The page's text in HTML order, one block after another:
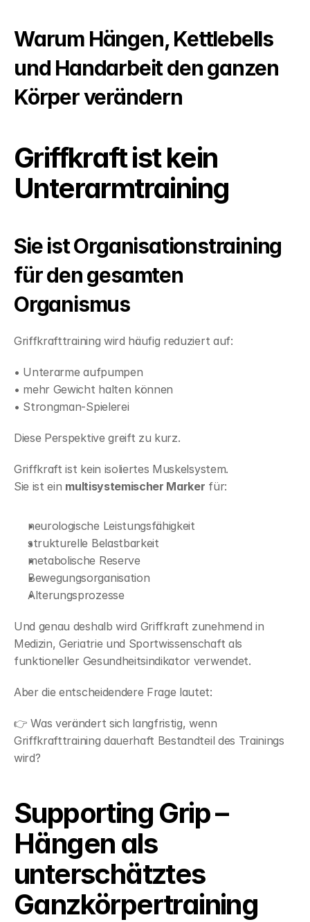
Warum Hängen, Kettlebells
und Handarbeit den ganzen
Körper verändern
Griffkraft ist kein
Unterarmtraining
Sie ist Organisationstraining
für den gesamten
Organismus
Griffkrafttraining wird häufig reduziert auf:
• Unterarme aufpumpen
• mehr Gewicht halten können
• Strongman-Spielerei
Diese Perspektive greift zu kurz.
Griffkraft ist kein isoliertes Muskelsystem.
Sie ist ein multisystemischer Marker für:
neurologische Leistungsfähigkeit
strukturelle Belastbarkeit
metabolische Reserve
Bewegungsorganisation
Alterungsprozesse
Und genau deshalb wird Griffkraft zunehmend in
Medizin, Geriatrie und Sportwissenschaft als
funktioneller Gesundheitsindikator verwendet.
Aber die entscheidendere Frage lautet:
👉 Was verändert sich langfristig, wenn
Griffkrafttraining dauerhaft Bestandteil des Trainings
wird?
Supporting Grip –
Hängen als
unterschätztes
Ganzkörpertraining